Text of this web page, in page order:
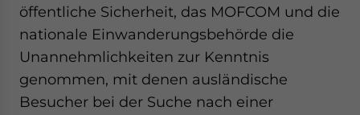
öffentliche Sicherheit, das MOFCOM und die
nationale Einwanderungsbehörde die
Unannehmlichkeiten zur Kenntnis
genommen, mit denen ausländische
Besucher bei der Suche nach einer